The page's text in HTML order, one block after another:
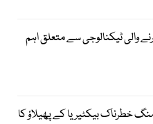
والی ٹیکنالوجی سے متعلق اہم
خطرناک بیکٹیریا کے پھیلاؤ کا